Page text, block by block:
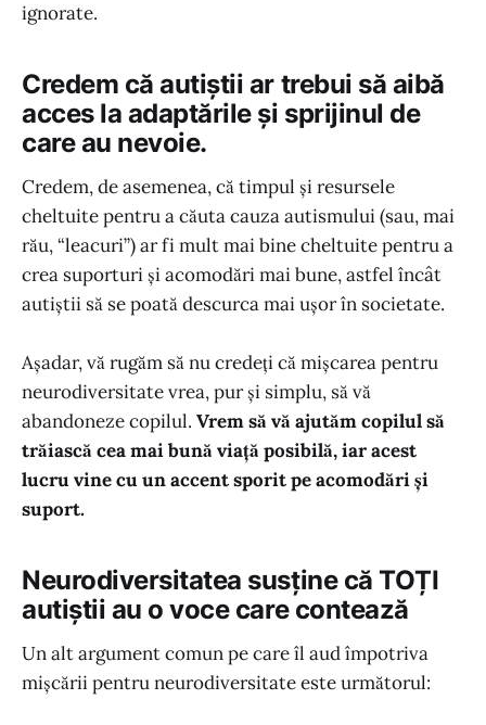
ignorate.
Credem că autiștii ar trebui să aibă
acces la adaptările și sprijinul de
care au nevoie.
Credem, de asemenea, că timpul și resursele
cheltuite pentru a căuta cauza autismului (sau, mai
rău, “leacuri”) ar fi mult mai bine cheltuite pentru a
crea suporturi și acomodări mai bune, astfel încât
autiștii să se poată descurca mai ușor în societate.
Așadar, vă rugăm să nu credeți că mișcarea pentru
neurodiversitate vrea, pur și simplu, să vă
abandoneze copilul. Vrem să vă ajutăm copilul să
trăiască cea mai bună viață posibilă, iar acest
lucru vine cu un accent sporit pe acomodări și
suport.
Neurodiversitatea susține că TOȚI
autiștii au o voce care contează
Un alt argument comun pe care îl aud împotriva
mișcării pentru neurodiversitate este următorul: